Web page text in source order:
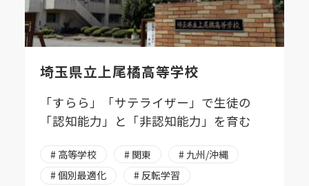
埼玉県立上尾橘高等学校
「すらら」「サテライザー」で生徒の
「認知能力」と「非認知能力」を育む
# 高等学校 # 関東
# 九州/沖縄
# 個別最適化
# 反転学習